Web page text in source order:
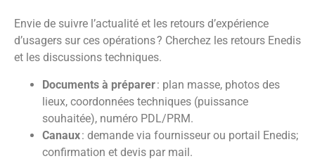
Envie de suivre l’actualité et les retours d’expérience
d’usagers sur ces opérations ? Cherchez les retours Enedis
et les discussions techniques.
Documents à préparer: plan masse, photos des
lieux, coordonnées techniques (puissance
souhaitée), numéro PDL/PRM.
Canaux: demande via fournisseur ou portail Enedis;
confirmation et devis par mail.